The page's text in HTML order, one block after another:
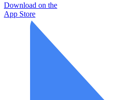
Download on the
App Store